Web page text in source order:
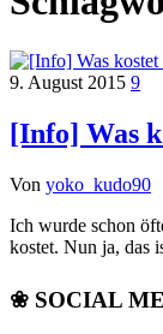
9. August 2015 9
[Info] Was
Von yoko_kudo90
Ich wurde schon
kostet. Nun ja, das
❀ SOCIAL